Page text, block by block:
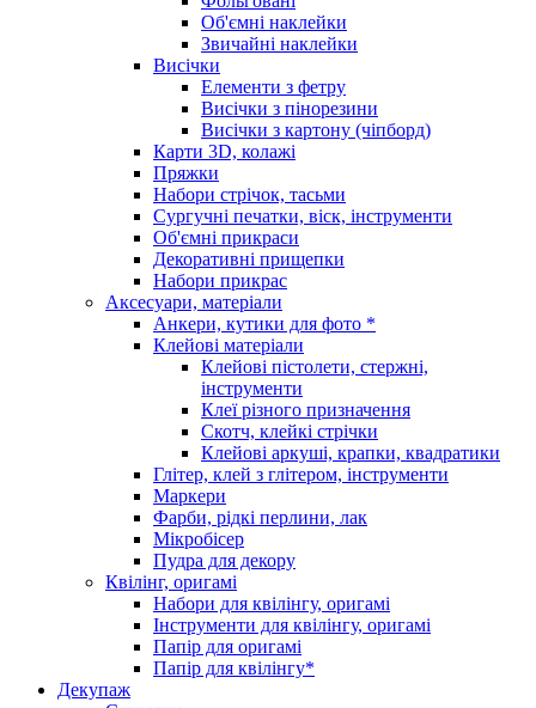
Об'ємні наклейки
Звичайні наклейки
Висічки
Елементи з фетру
Висічки з пінорезини
Висічки з картону (чіпборд)
Карти 3D, колажі
Пряжки
Набори стрічок, тасьми
Сургучні печатки, віск, інструменти
Об'ємні прикраси
Декоративні прищепки
Набори прикрас
Аксесуари, матеріали
Анкери, кутики для фото *
Клейові матеріали
Клейові пістолети, стержні,
інструменти
Клеї різного призначення
Скотч, клейкі стрічки
Клейові аркуші, крапки, квадратики
Глітер, клей з глітером, інструменти
Маркери
Фарби, рідкі перлини, лак
Мікробісер
Пудра для декору
Квілінг, оригамі
Набори для квілінгу, оригамі
Інструменти для квілінгу, оригамі
Папір для оригамі
Папір для квілінгу*
Декупаж